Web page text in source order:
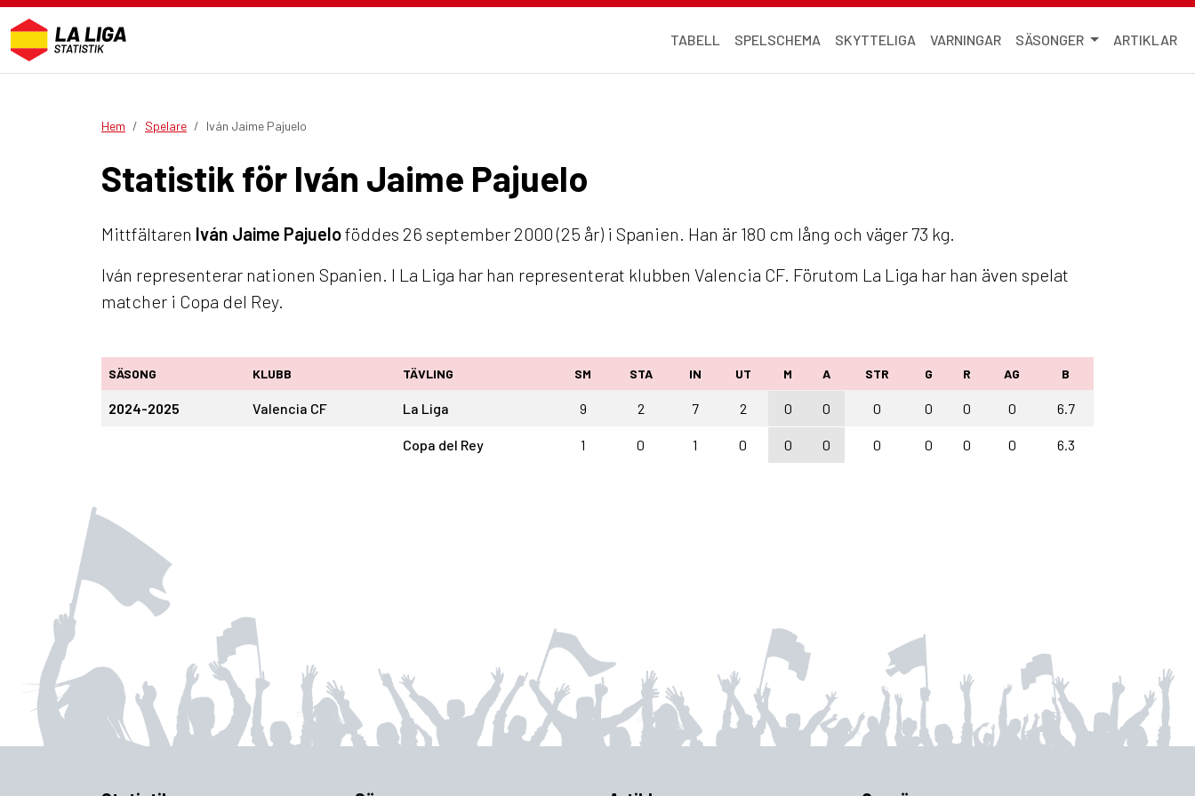
TABELL SPELSCHEMA SKYTTELIGA VARNINGAR SÄSONGER ARTIKLAR
Hem Spelare Iván Jaime Pajuelo
Statistik för Iván Jaime Pajuelo
Mittfältaren Iván Jaime Pajueloföddes 26 september 2000 (25 år) i Spanien. Han är 180 cm lång och väger 73 kg.
Iván representerar nationen Spanien. I La Liga har han representerat klubben Valencia CF. Förutom La Liga har han även spelat
matcher i Copa del Rey.
SÄSONG KLUBB TÄVLING SM STA IN UT M A STR G R AG B
2024-2025 Valencia CF La Liga 9 2 7 2 0 0 0 0 0 0 6.7
Copa del Rey 1 0 1 0 0 0 0 0 0 0 6.3